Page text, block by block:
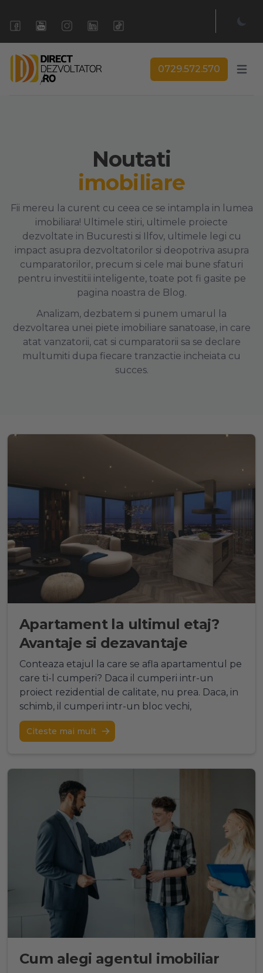
0729.572.570 Open
Noutati
imobiliare
Fii mereu la curent cu ceea ce se intampla in lumea
imobiliara! Ultimele stiri, ultimele proiecte
dezvoltate in Bucuresti si Ilfov, ultimele legi cu
impact asupra dezvoltatorilor si deopotriva asupra
cumparatorilor, precum si cele mai bune sfaturi
pentru investitii inteligente, toate pot fi gasite pe
pagina noastra de Blog.
Analizam, dezbatem si punem umarul la
dezvoltarea unei piete imobiliare sanatoase, in care
atat vanzatorii, cat si cumparatorii sa se declare
multumiti dupa fiecare tranzactie incheiata cu
succes.
Apartament la ultimul etaj?
Avantaje si dezavantaje
Conteaza etajul la care se afla apartamentul pe
care ti-l cumperi? Daca il cumperi intr-un
proiect rezidential de calitate, nu prea. Daca, in
schimb, il cumperi intr-un bloc vechi,
Citeste mai mult
Cum alegi agentul imobiliar